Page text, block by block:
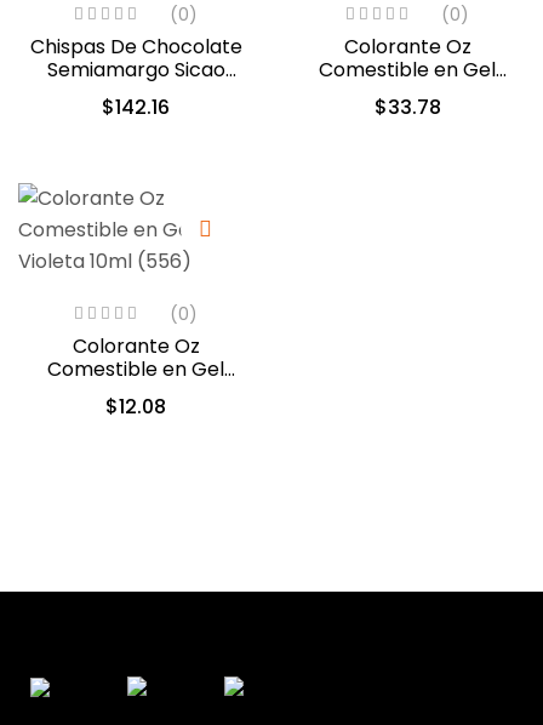
(0)
Chispas De Chocolate
Semiamargo Sicao
500gr. (2422-A99)
$142.16
(0)
Colorante Oz
Comestible en Gel
Violeta 60ml (5312)
$33.78
(0)
Colorante Oz
Comestible en Gel
Violeta 10ml (556)
$12.08